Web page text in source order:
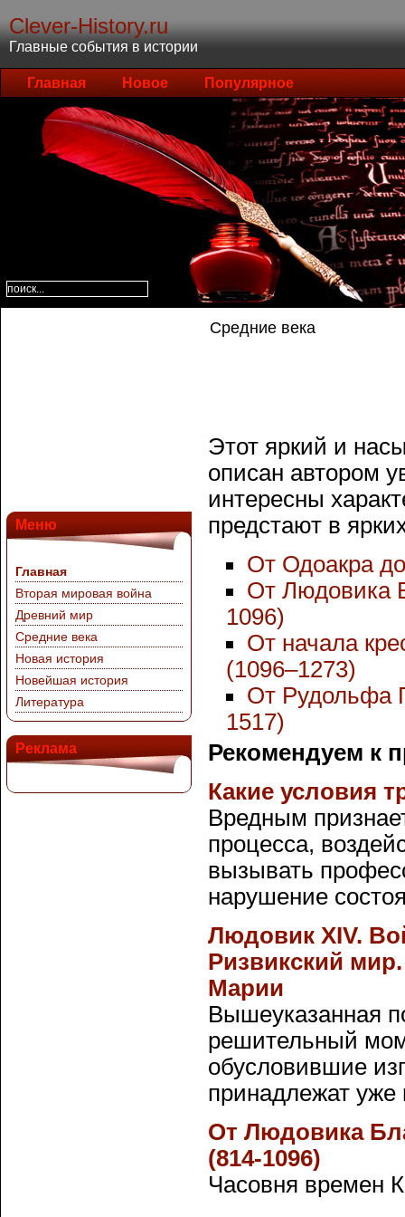
Clever-History.ru
Главные события в истории
Главная Новое Популярное
Меню
Главная
Вторая мировая война
Древний мир
Средние века
Новая история
Новейшая история
Литература
Реклама
Средние века
Этот яркий и
описан автором
интересны
предстают в
От Одоакра
От Людовика
1096)
От начала
(1096–1273)
От Рудольфа
1517)
Рекомендуем к
Какие условия
Вредным
процесса,
вызывать
нарушение
Людовик XIV.
Ризвикский
Марии
Вышеуказанная
решительный
обусловившие
принадлежат уже
От Людовика
(814-1096)
Часовня времен